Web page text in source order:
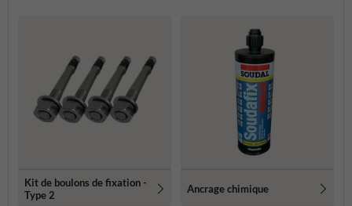
Kit de boulons de fixation -
Type 2
Ancrage chimique